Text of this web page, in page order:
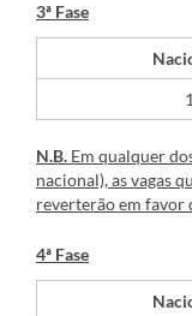
3ª Fase
​1
N.B. Em qualquer
nacional), as vagas
reverterão em favor
4ª Fase